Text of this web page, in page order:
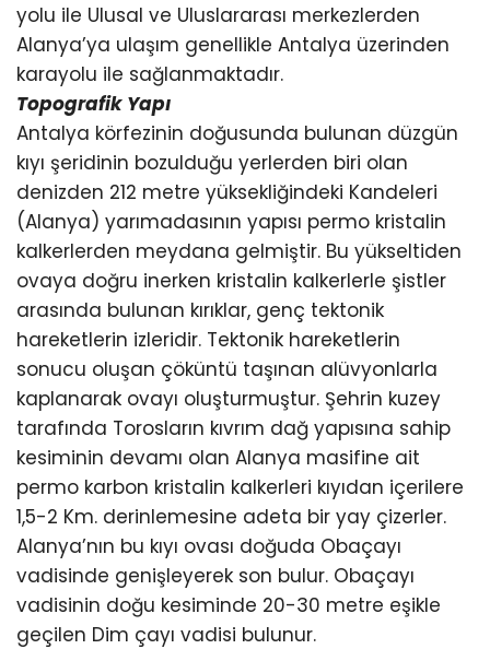
yolu ile Ulusal ve Uluslararası merkezlerden
Alanya’ya ulaşım genellikle Antalya üzerinden
karayolu ile sağlanmaktadır.
Topografik Yapı
Antalya körfezinin doğusunda bulunan düzgün
kıyı şeridinin bozulduğu yerlerden biri olan
denizden 212 metre yüksekliğindeki Kandeleri
(Alanya) yarımadasının yapısı permo kristalin
kalkerlerden meydana gelmiştir. Bu yükseltiden
ovaya doğru inerken kristalin kalkerlerle şistler
arasında bulunan kırıklar, genç tektonik
hareketlerin izleridir. Tektonik hareketlerin
sonucu oluşan çöküntü taşınan alüvyonlarla
kaplanarak ovayı oluşturmuştur. Şehrin kuzey
tarafında Torosların kıvrım dağ yapısına sahip
kesiminin devamı olan Alanya masifine ait
permo karbon kristalin kalkerleri kıyıdan içerilere
1,5-2 Km. derinlemesine adeta bir yay çizerler.
Alanya’nın bu kıyı ovası doğuda Obaçayı
vadisinde genişleyerek son bulur. Obaçayı
vadisinin doğu kesiminde 20-30 metre eşikle
geçilen Dim çayı vadisi bulunur.